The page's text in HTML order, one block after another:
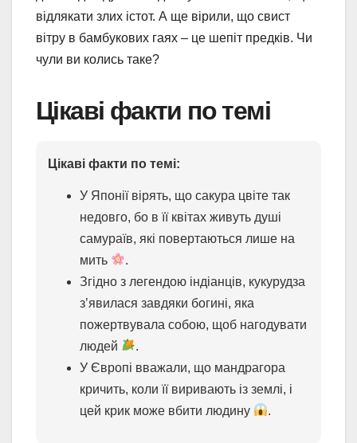
відлякати злих істот. А ще вірили, що свист
вітру в бамбукових гаях – це шепіт предків. Чи
чули ви колись таке?
Цікаві факти по темі
Цікаві факти по темі:
У Японії вірять, що сакура цвіте так
недовго, бо в її квітах живуть душі
самураїв, які повертаються лише на
мить
.
Згідно з легендою індіанців, кукурудза
з’явилася завдяки богині, яка
пожертвувала собою, щоб нагодувати
людей
.
У Європі вважали, що мандрагора
кричить, коли її виривають із землі, і
цей крик може вбити людину
.